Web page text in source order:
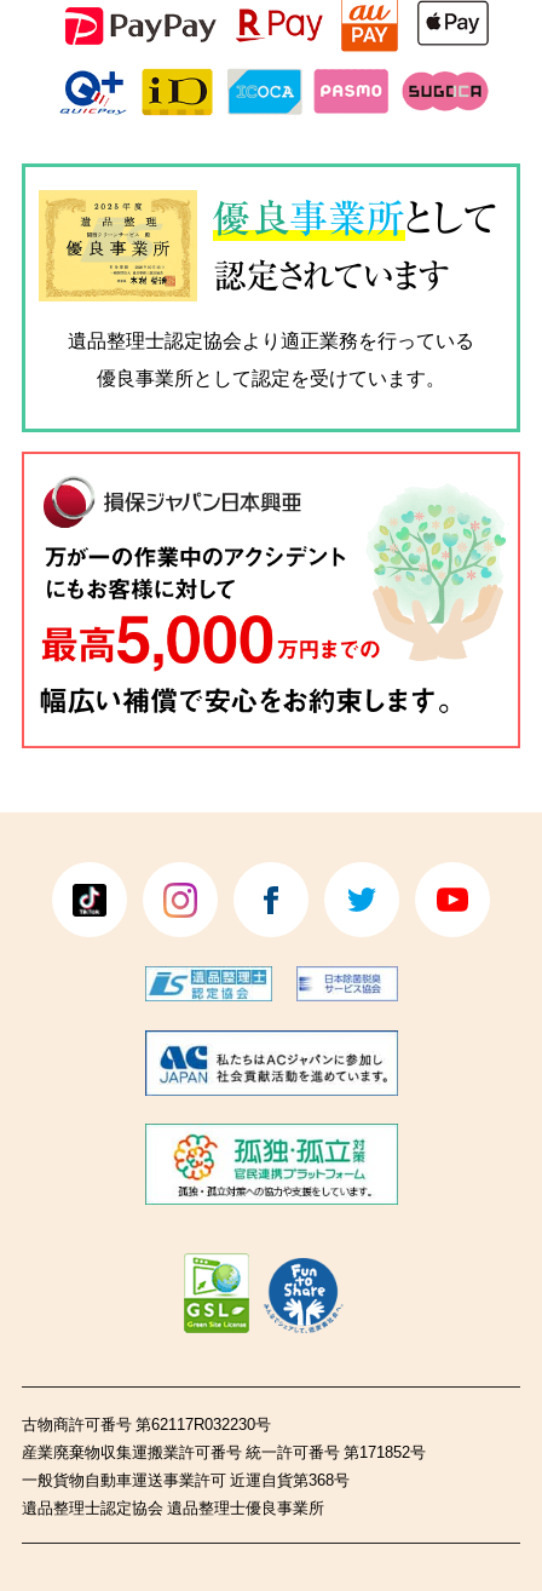
優良事業所として
認定されています
遺品整理士認定協会より適正業務を行っている
優良事業所として認定を受けています。
古物商許可番号 第62117R032230号
産業廃棄物収集運搬業許可番号 統一許可番号 第171852号
一般貨物自動車運送事業許可 近運自貨第368号
遺品整理士認定協会 遺品整理士優良事業所